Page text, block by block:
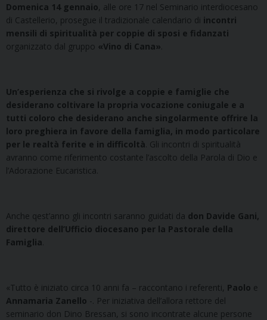
Domenica 14 gennaio , alle ore 17 nel Seminario interdiocesano
di Castellerio, prosegue il tradizionale calendario di incontri
mensili di spiritualità per coppie di sposi e fidanzati
organizzato dal gruppo «Vino di Cana»
Un’esperienza che si rivolge a coppie e famiglie che
desiderano coltivare la propria vocazione coniugale e a
tutti coloro che desiderano anche singolarmente offrire la
loro preghiera in favore della famiglia, in modo particolare
per le realtà ferite e in difficoltà . Gli incontri di spiritualità
avranno come riferimento costante l’ascolto della Parola di Dio e
l’Adorazione Eucaristica.
Anche qest’anno gli incontri saranno guidati da don Davide Gani,
direttore dell’Ufficio diocesano per la Pastorale della
Famiglia
«Tutto è iniziato circa 10 anni fa – raccontano i referenti, Paolo e
Annamaria Zanello -. Per iniziativa dell’allora rettore del
seminario don Dino Bressan, si sono incontrate alcune persone